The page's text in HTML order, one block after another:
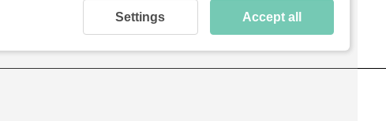
Settings Accept all